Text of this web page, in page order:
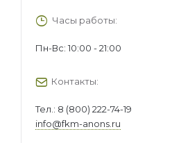
Часы работы:
Пн-Вс: 10:00 - 21:00
Контакты:
Тел.: 8 (800) 222-74-19
info@fkm-anons.ru